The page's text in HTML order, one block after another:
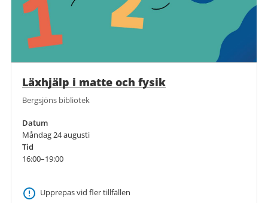
Läxhjälp i matte och fysik
Bergsjöns bibliotek
Datum
Måndag 24 augusti
Tid
16:00–19:00
Upprepas vid fler tillfällen